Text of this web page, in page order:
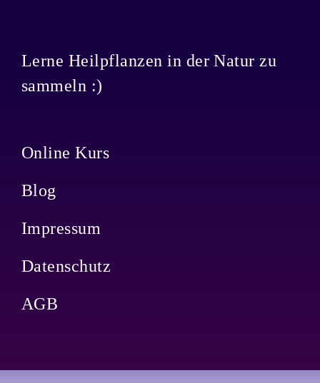
Lerne Heilpflanzen in der Natur zu
sammeln :)
Online Kurs
Blog
Impressum
Datenschutz
AGB